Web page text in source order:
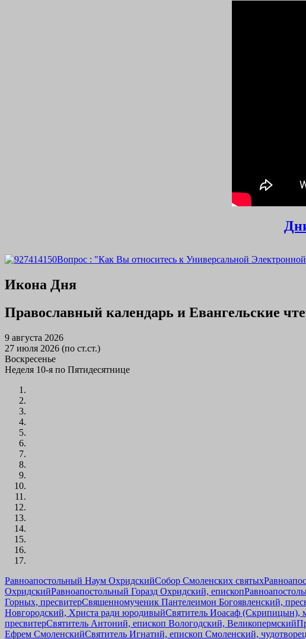
Вопрос : "Как Вы относитесь к Универсальной
Икона Дня
Православный календарь и Евангельские
9 августа 2026
27 июля 2026 (по ст.ст.)
Воскресенье
Неделя 10-я по Пятидесятнице
Равноапостольный Наум ОхридскийСобор Смоленских святых
ОхридскийРавноапостольный Горазд Охридский, епископ
Горных, пресвитерСвященномученик Пантелеимон Богоявленский,
Новгородский, Христа ради юродивыйСвятитель Иоасаф (Скрипицын),
пресвитерСвятитель Антоний, епископ Вологодский, Великопермский
Ефрем СмоленскийСвятитель Игнатий, епископ Смоленский, чудотворец